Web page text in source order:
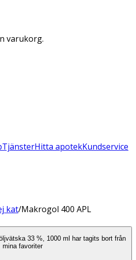
varukorg.
TjänsterHitta apotekKundservice
kat/Makrogol 400 APL
33 %, 1000 ml har tagits bort från
mina favoriter